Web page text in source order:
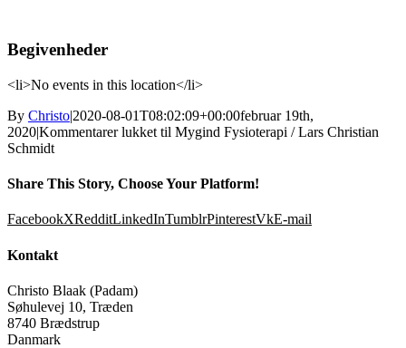
Begivenheder
<li>No events in this location</li>
By Christo|2020-08-01T08:02:09+00:00februar 19th,
2020|Kommentarer lukket til Mygind Fysioterapi / Lars Christian
Schmidt
Share This Story, Choose Your Platform!
FacebookXRedditLinkedInTumblrPinterestVkE-mail
Kontakt
Christo Blaak (Padam)
Søhulevej 10, Træden
8740 Brædstrup
Danmark